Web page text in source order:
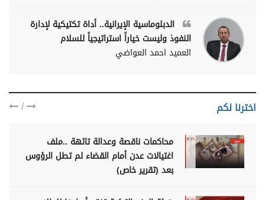
الدبلوماسية الإيرانية.. أداة تكتيكية لإدارة
النفوذ وليست خياراً استراتيجياً للسلام
العميد احمد العواضي
اخترنا لكم /
محاكمات ناقصة وعدالة تائهة ..ملف
اغتيالات عدن أمام القضاء لم تطل الرؤوس
بعد (تقرير خاص)